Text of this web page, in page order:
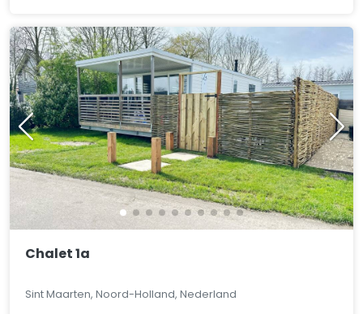
Chalet 1a
Sint Maarten, Noord-Holland, Nederland